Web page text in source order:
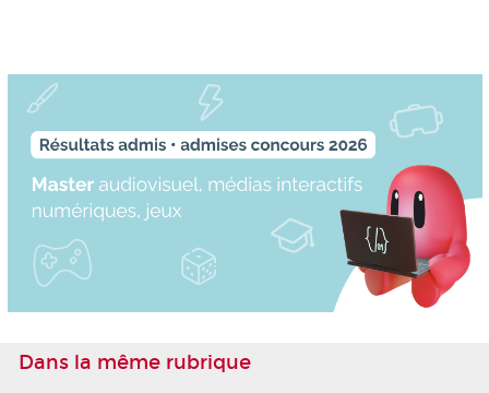
Dans la même rubrique